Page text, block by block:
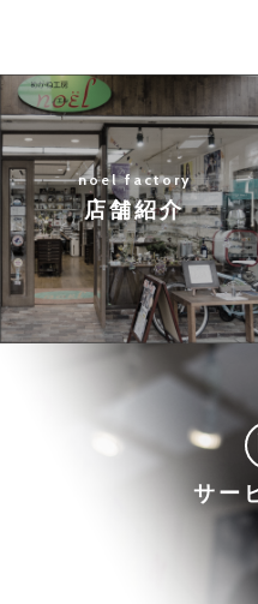
noel factory
店舗紹介
サー